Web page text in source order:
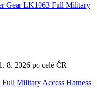
Gear LK1063 Full Military
8. 2026 po celé ČR